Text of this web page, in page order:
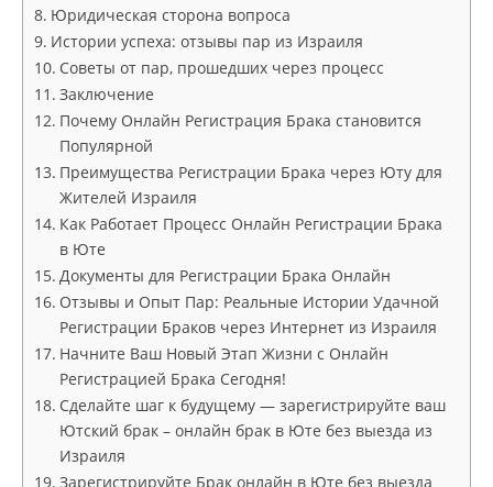
Юридическая сторона вопроса
Истории успеха: отзывы пар из Израиля
Советы от пар, прошедших через процесс
Заключение
Почему Онлайн Регистрация Брака становится
Популярной
Преимущества Регистрации Брака через Юту для
Жителей Израиля
Как Работает Процесс Онлайн Регистрации Брака
в Юте
Документы для Регистрации Брака Онлайн
Отзывы и Опыт Пар: Реальные Истории Удачной
Регистрации Браков через Интернет из Израиля
Начните Ваш Новый Этап Жизни с Онлайн
Регистрацией Брака Сегодня!
Сделайте шаг к будущему — зарегистрируйте ваш
Ютский брак – онлайн брак в Юте без выезда из
Израиля
Зарегистрируйте Брак онлайн в Юте без выезда